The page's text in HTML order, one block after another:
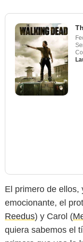
El primero de ellos,
emocionante, el
Reedus) y Carol (
quiera sabemos el